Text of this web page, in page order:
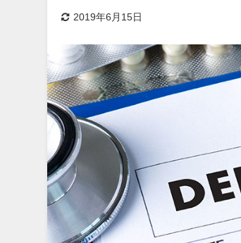
2019年6月15日